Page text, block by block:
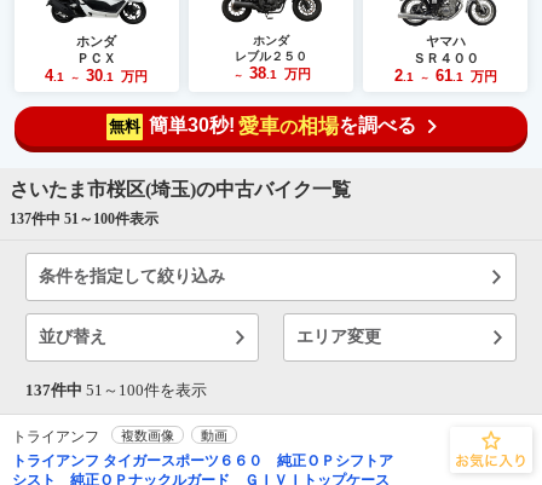
ホンダ
ＰＣＸ
4.1 ～ 30 .1 万円
ホンダ
レブル２５０
～ 38.1 万円
ヤマハ
ＳＲ４００
2.1 ～ 61.1 万円
無料 簡単30秒! 愛車の相場を調べる
さいたま市桜区(埼玉)の中古バイク一覧
137件中 51～ 100件表示
条件を指定して絞り込み
並び替え エリア変更
137件中 51～ 100件を表示
トライアンフ 複数画像 動画
トライアンフ タイガースポーツ６６０ 純正ＯＰシフトア
シスト 純正ＯＰナックルガード ＧＩＶＩトップケース